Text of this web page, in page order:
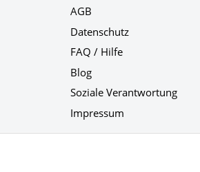
AGB
Datenschutz
FAQ / Hilfe
Blog
Soziale Verantwortung
Impressum